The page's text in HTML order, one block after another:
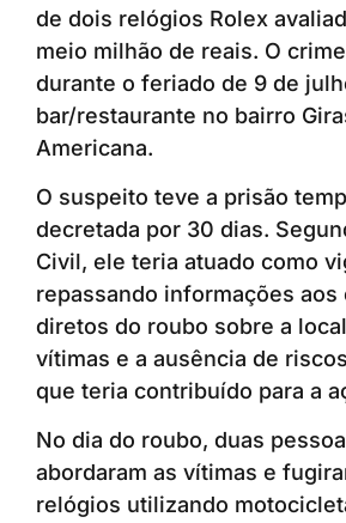
de dois relógios Rolex
meio milhão de reais. O
durante o feriado de 9 de
bar/restaurante no bairro
Americana.
O suspeito teve a prisão
decretada por 30 dias.
Civil, ele teria atuado como
repassando informações aos
diretos do roubo sobre a
vítimas e a ausência de
que teria contribuído para a
No dia do roubo, duas
abordaram as vítimas e
relógios utilizando